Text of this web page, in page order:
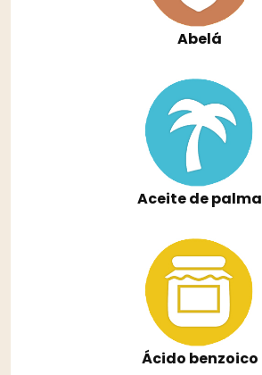
Abelá
Aceite de palma
Ácido benzoico